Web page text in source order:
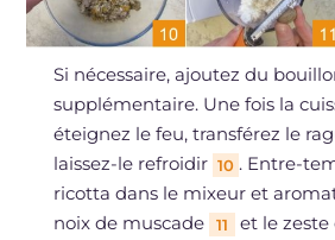
Si nécessaire, ajoutez du
supplémentaire. Une fois la
éteignez le feu, transférez le
laissez-le refroidir 10 . Entre-
ricotta dans le mixeur et
noix de muscade
11 et le